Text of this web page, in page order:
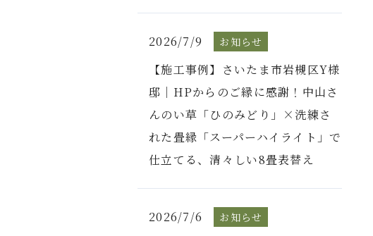
2026/7/9 お知らせ
【施工事例】さいたま市岩槻区Y様
邸｜HPからのご縁に感謝！中山さ
んのい草「ひのみどり」×洗練さ
れた畳縁「スーパーハイライト」で
仕立てる、清々しい8畳表替え
2026/7/6 お知らせ